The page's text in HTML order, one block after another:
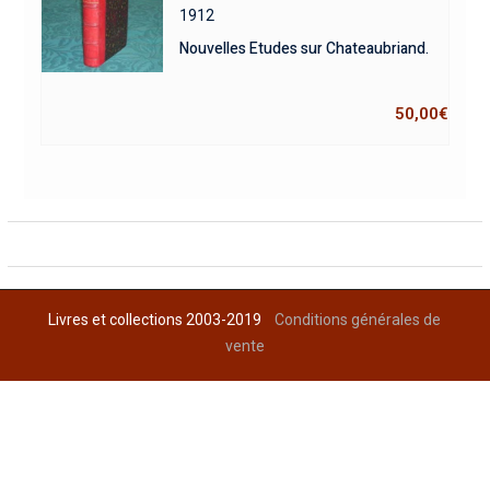
1912
Nouvelles Etudes sur Chateaubriand.
50,00€
Livres et collections 2003-2019Conditions générales de
vente